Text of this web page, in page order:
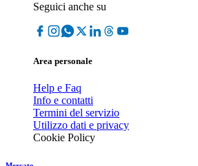
Seguici anche su
Area personale
Help e Faq
Info e contatti
Termini del servizio
Utilizzo dati e privacy
Cookie Policy